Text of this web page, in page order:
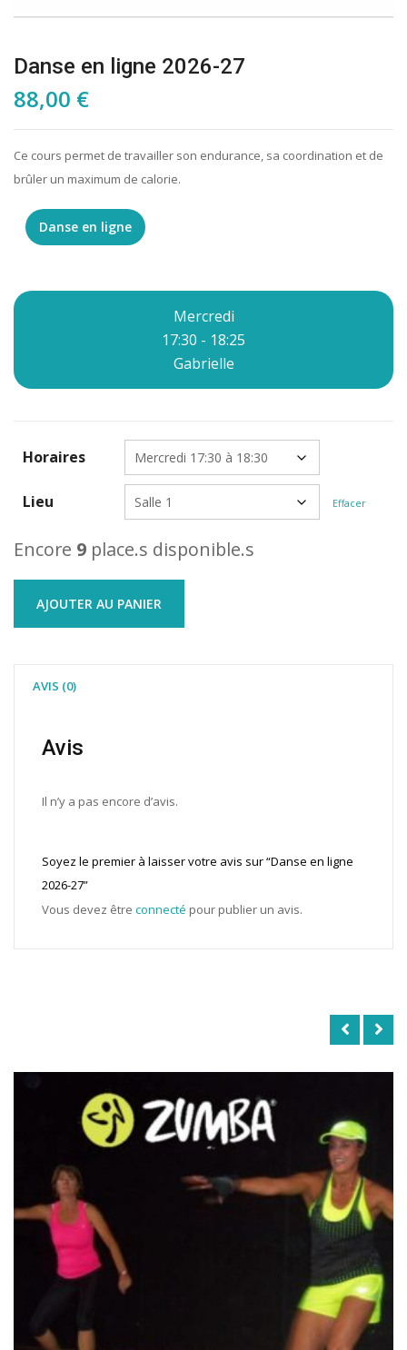
Danse en ligne 2026-27
88,00 €
Ce cours permet de travailler son endurance, sa coordination et de
brûler un maximum de calorie.
Danse en ligne
Mercredi
17:30 - 18:25
Gabrielle
Horaires
Lieu Effacer
Encore 9 place.s disponible.s
AJOUTER AU PANIER
AVIS (0)
Avis
Il n’y a pas encore d’avis.
Soyez le premier à laisser votre avis sur “Danse en ligne
2026-27”
Vous devez être connecté pour publier un avis.